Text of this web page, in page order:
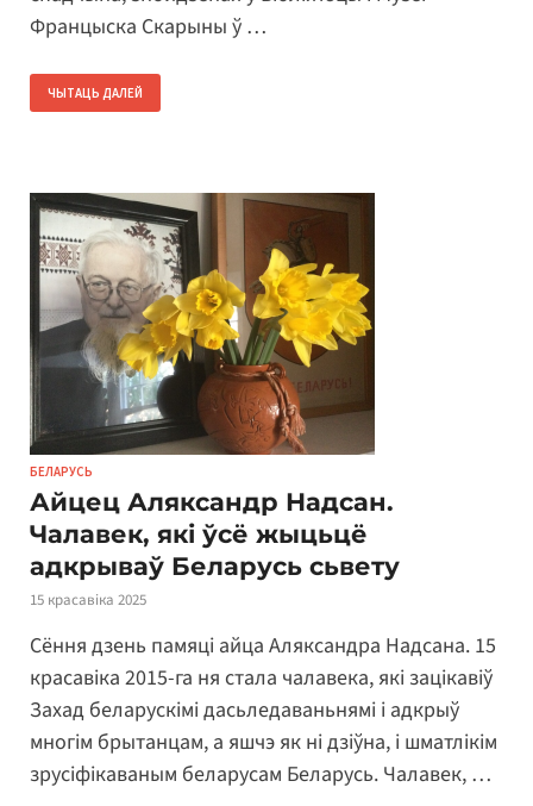
Францыска Скарыны ў …
ЧЫТАЦЬ ДАЛЕЙ
БЕЛАРУСЬ
Айцец Аляксандр Надсан.
Чалавек, які ўсё жыцьцё
адкрываў Беларусь сьвету
15 красавіка 2025
Сёння дзень памяці айца Аляксандра Надсана. 15
красавіка 2015-га ня стала чалавека, які зацікавіў
Захад беларускімі дасьледаваньнямі і адкрыў
многім брытанцам, а яшчэ як ні дзіўна, і шматлікім
зрусіфікаваным беларусам Беларусь. Чалавек, …